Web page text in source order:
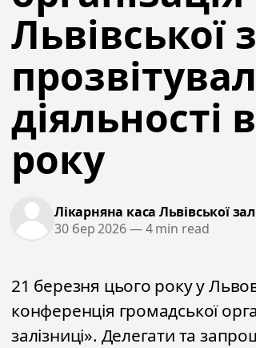
Львівської
діяльності
року
Лікарняна каса Львівської
30 бер 2026—4 min read
21 березня цього року у
конференція громадської
залізниці». Делегати та